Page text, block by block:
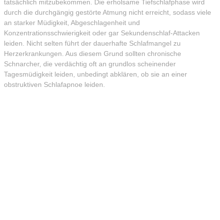
tatsächlich mitzubekommen. Die erholsame Tiefschlafphase wird
durch die durchgängig gestörte Atmung nicht erreicht, sodass viele
an starker Müdigkeit, Abgeschlagenheit und
Konzentrationsschwierigkeit oder gar Sekundenschlaf-Attacken
leiden. Nicht selten führt der dauerhafte Schlafmangel zu
Herzerkrankungen. Aus diesem Grund sollten chronische
Schnarcher, die verdächtig oft an grundlos scheinender
Tagesmüdigkeit leiden, unbedingt abklären, ob sie an einer
obstruktiven Schlafapnoe leiden.